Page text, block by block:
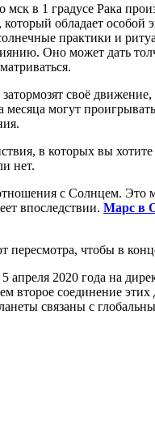
мск в 1 градусе Рака
обладает
практики и
Оно может дать
своё
могут
в которых вы хотите
нет.
с Солнцем. Это
впоследствии. Марс в
чтобы в
апреля 2020 года на
второе соединение
связаны с